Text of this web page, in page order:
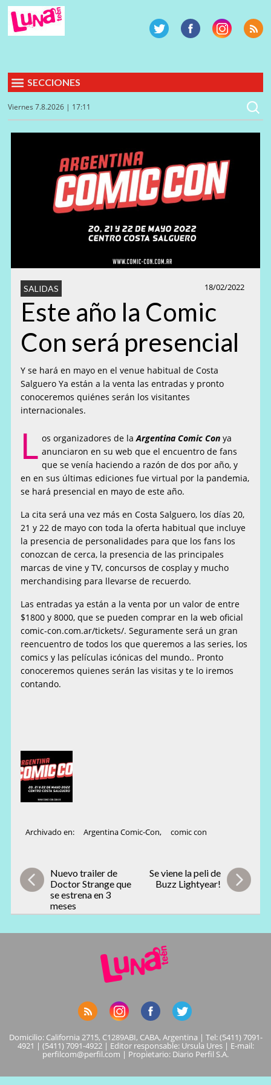
SECCIONES
Viernes 7.8.2026 | 17:11
18/02/2022
SALIDAS
Este año la Comic
Con será presencial
Y se hará en mayo en el venue habitual de Costa
Salguero Ya están a la venta las entradas y pronto
conoceremos quiénes serán los visitantes
internacionales.
L os organizadores de laArgentinaComic Con ya
anunciaron en su web que el encuentro de fans
que se venía haciendo a razón de dos por año, y
en en sus últimas ediciones fue virtual por la pandemia,
se hará presencial en mayo de este año.
La cita será una vez más en Costa Salguero, los días 20,
21 y 22 de mayo con toda la oferta habitual que incluye
la presencia de personalidades para que los fans los
conozcan de cerca, la presencia de las principales
marcas de vine y TV, concursos de cosplay y mucho
merchandising para llevarse de recuerdo.
Las entradas ya están a la venta por un valor de entre
$1800 y 8000, que se pueden comprar en la web oficial
comic-con.com.ar/tickets/. Seguramente será un gran
reencuentro de todos los que queremos a las series, los
comics y las películas icónicas del mundo.. Pronto
conoceremos quienes serán las visitas y te lo iremos
contando.
Archivado en: Argentina Comic-Con, comic con
Nuevo trailer de
Doctor Strange que
se estrena en 3
meses
Se viene la peli de
Buzz Lightyear!
Domicilio: California 2715, C1289ABI, CABA, Argentina | Tel: (5411) 7091-
4921 | (5411) 7091-4922 | Editor responsable: Ursula Ures | E-mail:
perfilcom@perfil.com | Propietario: Diario Perfil S.A.